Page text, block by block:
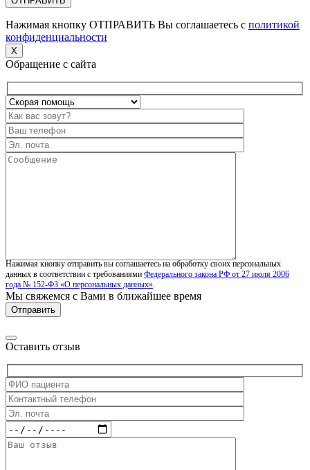
Нажимая кнопку ОТПРАВИТЬ Вы соглашаетесь с политикой
конфиденциальности
X
Обращение с сайта
Нажимая кнопку отправить вы соглашаетесь на обработку своих персональных
данных в соответствии с требованиями Федерального закона РФ от 27 июля 2006
года № 152-ФЗ «О персональных данных»
Мы свяжемся с Вами в ближайшее время
Оставить отзыв